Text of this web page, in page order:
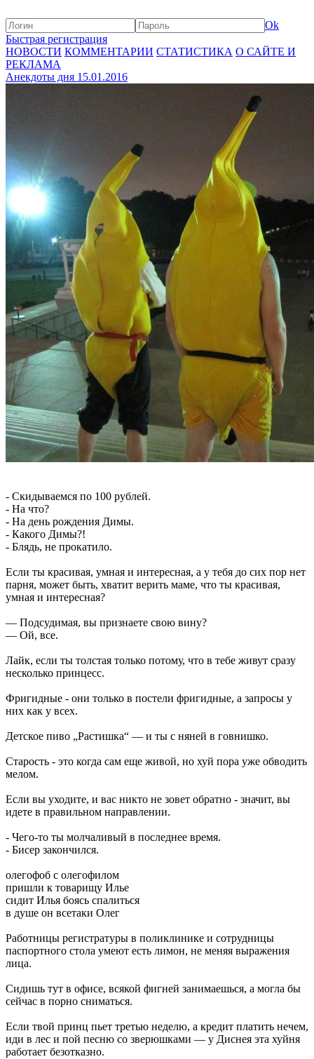
Ok
Быстрая регистрация
НОВОСТИ КОММЕНТАРИИ СТАТИСТИКА О САЙТЕ И
РЕКЛАМА
Анекдоты дня 15.01.2016
- Скидываемся по 100 рублей.
- На что?
- На день рождения Димы.
- Какого Димы?!
- Блядь, не прокатило.
Если ты красивая, умная и интересная, а у тебя до сих пор нет
парня, может быть, хватит верить маме, что ты красивая,
умная и интересная?
— Подсудимая, вы признаете свою вину?
— Ой, все.
Лайк, если ты толстая только потому, что в тебе живут сразу
несколько принцесс.
Фригидные - они только в постели фригидные, а запросы у
них как у всех.
Детское пиво „Растишка“ — и ты с няней в говнишко.
Старость - это когда сам еще живой, но хуй пора уже обводить
мелом.
Если вы уходите, и вас никто не зовет обратно - значит, вы
идете в правильном направлении.
- Чего-то ты молчаливый в последнее время.
- Бисер закончился.
олегофоб с олегофилом
пришли к товарищу Илье
сидит Илья боясь спалиться
в душе он всетаки Олег
Работницы регистратуры в поликлинике и сотрудницы
паспортного стола умеют есть лимон, не меняя выражения
лица.
Сидишь тут в офисе, всякой фигней занимаешься, а могла бы
сейчас в порно сниматься.
Если твой принц пьет третью неделю, а кредит платить нечем,
иди в лес и пой песню со зверюшками — у Диснея эта хуйня
работает безотказно.